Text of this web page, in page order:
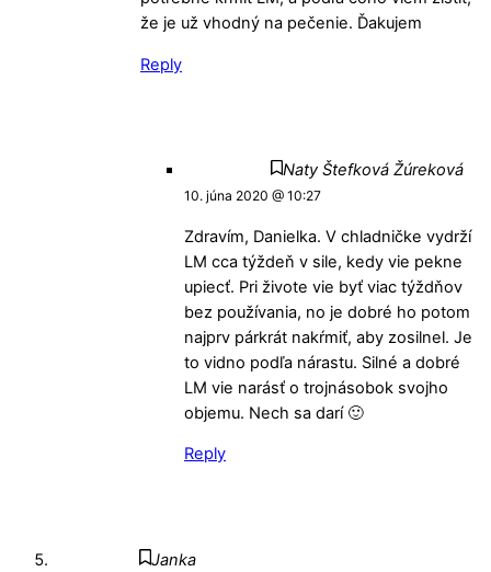
že je už vhodný na pečenie. Ďakujem
Reply
Naty Štefková Žúreková
10. júna 2020 @ 10:27
Zdravím, Danielka. V chladničke vydrží
LM cca týždeň v sile, kedy vie pekne
upiecť. Pri živote vie byť viac týždňov
bez používania, no je dobré ho potom
najprv párkrát nakŕmiť, aby zosilnel. Je
to vidno podľa nárastu. Silné a dobré
LM vie narásť o trojnásobok svojho
objemu. Nech sa darí 🙂
Reply
Janka